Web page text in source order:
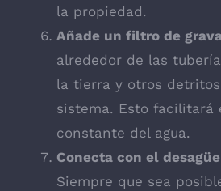
la propiedad.
Añade un filtro de
alrededor de las
la tierra y otros
sistema. Esto facilitará
constante del agua.
Conecta con el
Siempre que sea